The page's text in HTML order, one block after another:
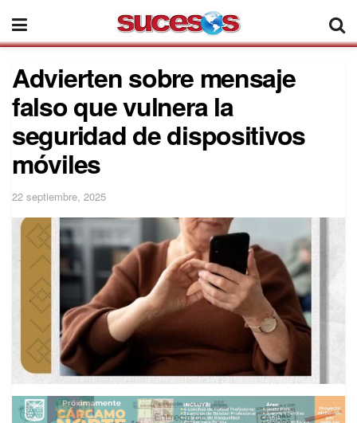
Advierten sobre mensaje
falso que vulnera la
seguridad de dispositivos
móviles
22 septiembre, 2025